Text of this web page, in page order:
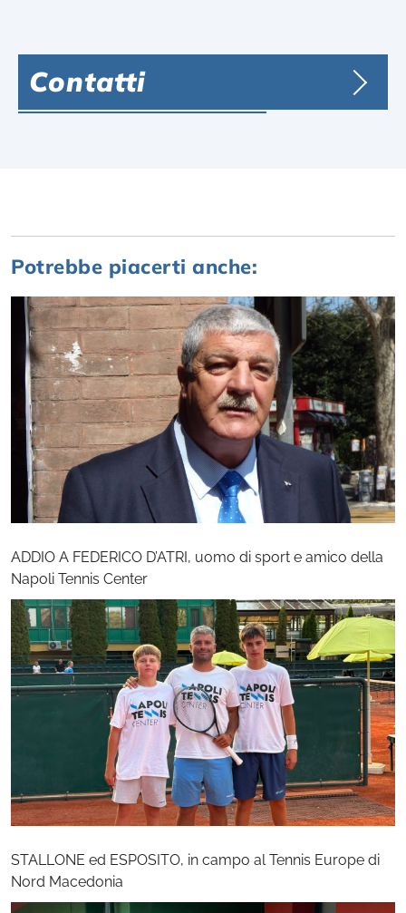
Contatti
Potrebbe piacerti anche:
ADDIO A FEDERICO D’ATRI, uomo di sport e amico della
Napoli Tennis Center
STALLONE ed ESPOSITO, in campo al Tennis Europe di
Nord Macedonia